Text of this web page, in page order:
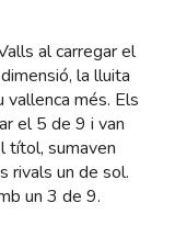
al carregar el
la lluita
més. Els
el 5 de 9 i van
títol, sumaven
rivals un de sol.
un 3 de 9.